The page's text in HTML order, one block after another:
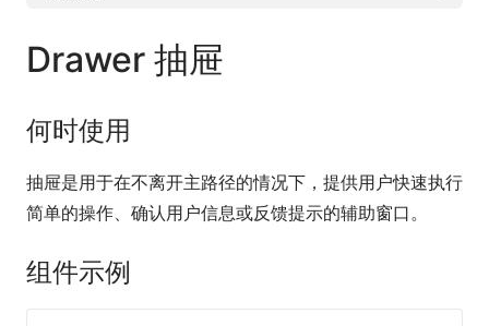
Drawer 抽屉
何时使用
抽屉是用于在不离开主路径的情况下，提供用户快速执行
简单的操作、确认用户信息或反馈提示的辅助窗口。
组件示例